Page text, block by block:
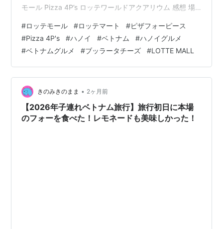
モール Pizza 4P’s ロッテワールドアクアリウム 感想 場
Hà Nội, Việt Nam アクセス ホアンキエム湖から車で約
20〜30分 営業時間 9時30分〜22時 （ロッテマートは8
時〜22時、ロッテワールドアクアリウムは9時30分〜22
時、ロッテシネマは9時…
#ロッテモール #ロッテマート #ピザフォーピース
#Pizza 4P's #ハノイ #ベトナム #ハノイグルメ
#ベトナムグルメ #ブッラータチーズ #LOTTE MALL
きのみきのまま • 2ヶ月前
【2026年子連れベトナム旅行】旅行初日に本場
のフォーを食べた！レモネードも美味しかった！